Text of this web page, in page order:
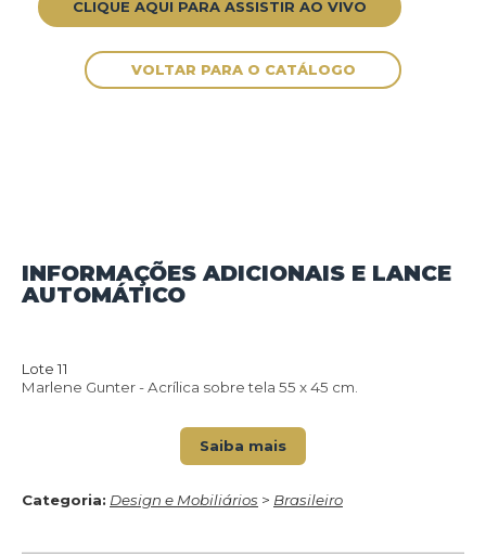
INFORMAÇÕES ADICIONAIS E LANCE
AUTOMÁTICO
Lote 11
Marlene Gunter - Acrílica sobre tela 55 x 45 cm.
Saiba mais
Categoria: Design e Mobiliários > Brasileiro
CLIQUE AQUI PARA ASSISTIR AO VIVO
VOLTAR PARA O CATÁLOGO